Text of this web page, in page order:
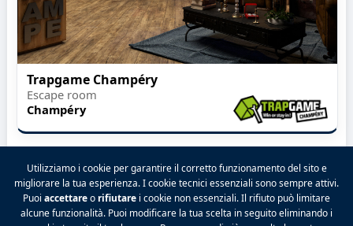
Trapgame Champéry
Escape room
Champéry
2026 VALPINA® Tutti i diritti riservati.
Utilizziamo i cookie per garantire il corretto funzionamento del sito e
migliorare la tua esperienza. I cookie tecnici essenziali sono sempre attivi.
Puoi accettareo rifiutare i cookie non essenziali. Il rifiuto può limitare
alcune funzionalità. Puoi modificare la tua scelta in seguito eliminando i